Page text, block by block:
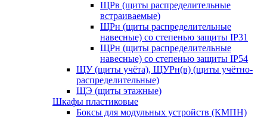
ЩРв (щиты распределительные
встраиваемые)
ЩРн (щиты распределительные
навесные) со степенью защиты IP31
ЩРн (щиты распределительные
навесные) со степенью защиты IP54
ЩУ (щиты учёта), ЩУРн(в) (щиты учётно-
распределительные)
ЩЭ (щиты этажные)
Шкафы пластиковые
Боксы для модульных устройств (КМПН)